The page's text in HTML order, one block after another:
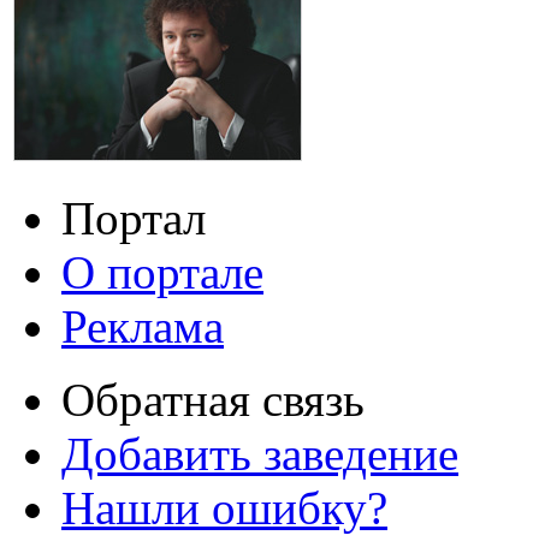
Портал
О портале
Реклама
Обратная связь
Добавить заведение
Нашли ошибку?